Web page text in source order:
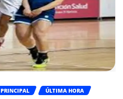
PRINCIPAL ÚLTIMA HORA